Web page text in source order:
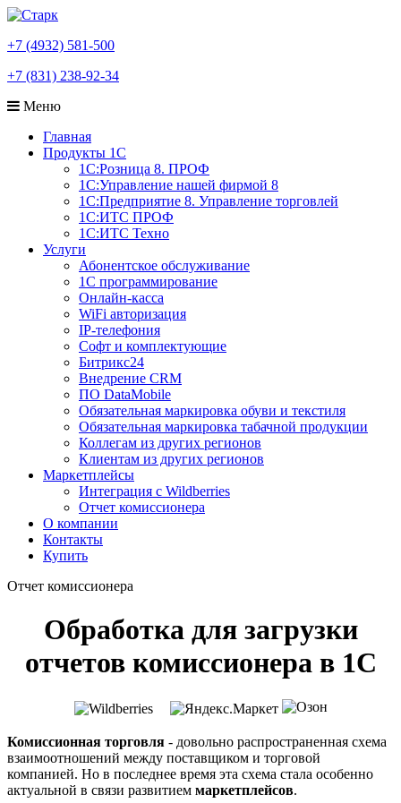
+7 (4932) 581-500
+7 (831) 238-92-34
Меню
Главная
Продукты 1С
1С:Розница 8. ПРОФ
1С:Управление нашей фирмой 8
1С:Предприятие 8. Управление торговлей
1С:ИТС ПРОФ
1С:ИТС Техно
Услуги
Абонентское обслуживание
1С программирование
Онлайн-касса
WiFi авторизация
IP-телефония
Софт и комплектующие
Битрикс24
Внедрение CRM
ПО DataMobile
Обязательная маркировка обуви и текстиля
Обязательная маркировка табачной продукции
Коллегам из других регионов
Клиентам из других регионов
Маркетплейсы
Интеграция с Wildberries
Отчет комиссионера
О компании
Контакты
Купить
Отчет комиссионера
Обработка для загрузки
отчетов комиссионера в 1С
Комиссионная торговля - довольно распространенная схема
взаимоотношений между поставщиком и торговой
компанией. Но в последнее время эта схема стала особенно
актуальной в связи развитием маркетплейсов.